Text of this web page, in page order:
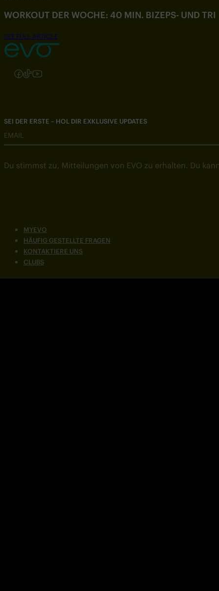
WORKOUT DER WOCHE: 40 MIN. BIZEPS- UND
SEE FULL ARTICLE
Folgen Sie uns auf Instagram
Folgen Sie uns auf Facebook
Folgen Sie uns auf TikTok
Folgen Sie uns auf YouTube
MYEVO
HÄUFIG GESTELLTE FRAGEN
KONTAKTIERE UNS
CLUBS
SEI DER ERSTE – HOL DIR EXKLUSIVE UPDATES
EMAIL
Du stimmst zu, Mitteilungen von EVO zu erhalten. Du